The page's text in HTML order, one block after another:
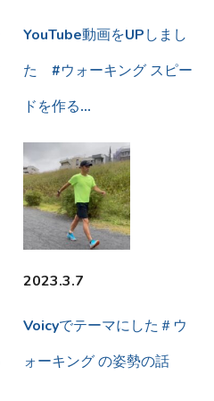
YouTube動画をUPしまし
た #ウォーキング スピー
ドを作る…
2023.3.7
Voicyでテーマにした＃ウ
ォーキング の姿勢の話